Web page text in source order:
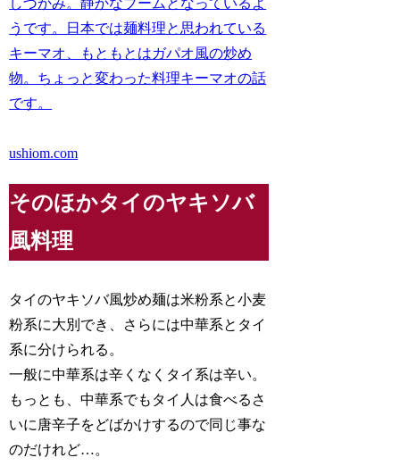
しづかみ。静かなブームとなっているよ
うです。日本では麺料理と思われている
キーマオ、もともとはガパオ風の炒め
物。ちょっと変わった料理キーマオの話
です。
ushiom.com
そのほかタイのヤキソバ
風料理
タイのヤキソバ風炒め麺は米粉系と小麦
粉系に大別でき、さらには中華系とタイ
系に分けられる。
一般に中華系は辛くなくタイ系は辛い。
もっとも、中華系でもタイ人は食べるさ
いに唐辛子をどばかけするので同じ事な
のだけれど…。